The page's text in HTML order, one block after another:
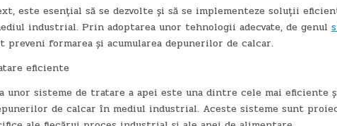
este esențial să se dezvolte și să se implementeze soluții
industrial. Prin adoptarea unor tehnologii adecvate, de genul
preveni formarea și acumularea depunerilor de calcar.
eficiente
unor sisteme de tratare a apei este una dintre cele mai eficiente
de calcar în mediul industrial. Aceste sisteme sunt